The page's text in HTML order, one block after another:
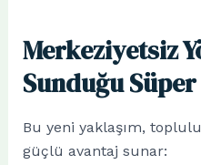
Merkeziyetsiz
Sunduğu
Bu yeni yaklaşım,
güçlü avantaj sunar: